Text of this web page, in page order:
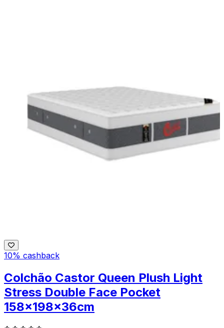
10% cashback
Colchão Castor Queen Plush Light
Stress Double Face Pocket
158x198x36cm